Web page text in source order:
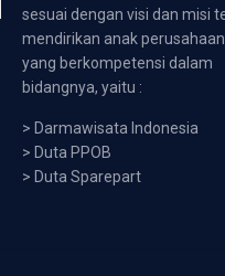
sesuai dengan visi dan misi
mendirikan anak perusahaan
yang berkompetensi dalam
bidangnya, yaitu :
> Darmawisata Indonesia
> Duta PPOB
> Duta Sparepart